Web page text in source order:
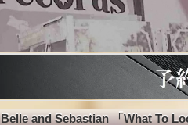
Belle and Sebastian 「What To